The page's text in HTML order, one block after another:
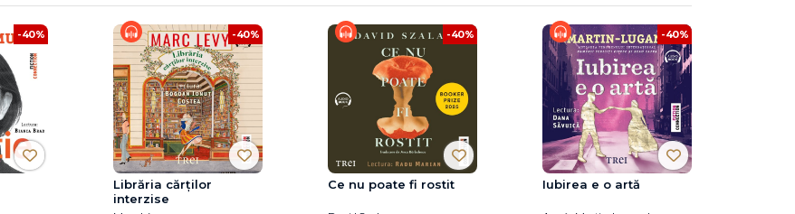
-40% -40%
Librăria cărților
interzise
-40%
Ce nu poate fi rostit
-40%
Iubirea e o artă